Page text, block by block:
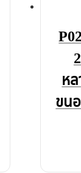
ห
ขน